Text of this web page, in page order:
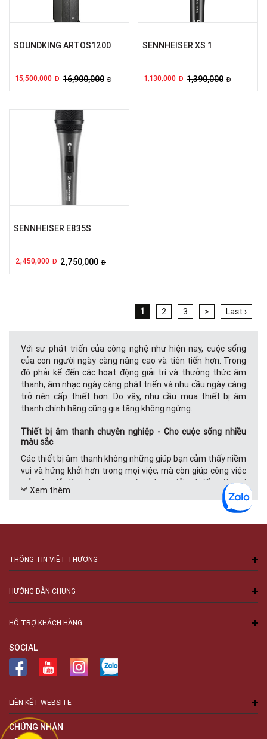
SOUNDKING ARTOS1200
15,500,000 Đ 16,900,000 Đ
SENNHEISER XS 1
1,130,000 Đ 1,390,000 Đ
SENNHEISER E835S
2,450,000 Đ 2,750,000 Đ
1 2 3 > Last ›
Với sự phát triển của công nghệ như hiện nay, cuộc sống
của con người ngày càng nâng cao và tiên tiến hơn. Trong
đó phải kể đến các hoạt động giải trí và thưởng thức âm
thanh, âm nhạc ngày càng phát triển và nhu cầu ngày càng
trở nên cấp thiết hơn. Do vậy, nhu cầu mua thiết bị âm
thanh chính hãng cũng gia tăng không ngừng.
Thiết bị âm thanh chuyên nghiệp - Cho cuộc sống nhiều
màu sắc
Các thiết bị âm thanh không những giúp bạn cảm thấy niềm
vui và hứng khởi hơn trong mọi việc, mà còn giúp công việc
trở nên dễ dàng hơn, mang âm nhạc giải trí đến với mọi
người.
Những thiết bị âm thanh như tai nghe, loa, micro, dàn âm
thanh gia đình, dàn karaoke thực sự là bạn đồng hành cùng
công dân toàn cầu bởi tính tiện lợi, tức thời của nó. Với
thoải mái thưởng thức âm nhạc, đắm mình trong những giai
Tư vấn mua thiết bị âm thanh chuyên nghiệp
sau đây.
Thiết bị âm thanh nguồn
thống âm thanh chuyên nghiệp. Đây là thiết bị phát tín hiệu
âm thanh đầu vào. Nếu như không chuyên nghiệp, khi sử
dụng các thiết bị âm thanh, bạn rất khó biết được thiết bị
Xem thêm
THÔNG TIN VIỆT THƯƠNG
HƯỚNG DẪN CHUNG
HỖ TRỢ KHÁCH HÀNG
SOCIAL
LIÊN KẾT WEBSITE
CHỨNG NHẬN